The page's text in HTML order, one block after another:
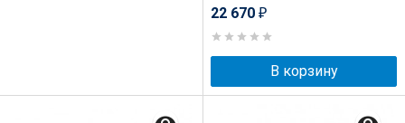
22 670 ₽
В корзину